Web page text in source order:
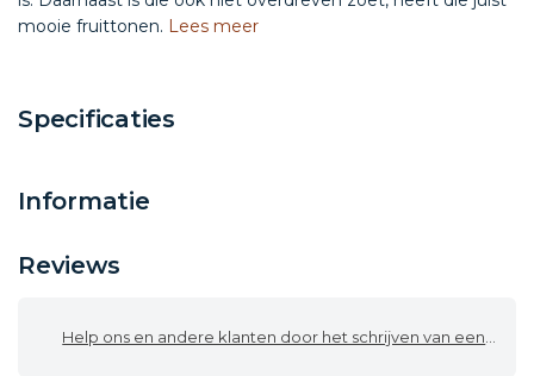
mooie fruittonen. Lees meer
Specificaties
Informatie
Reviews
Help ons en andere klanten door het schrijven van een review